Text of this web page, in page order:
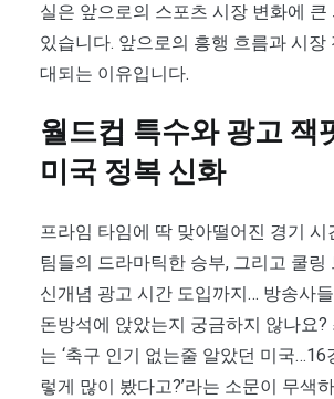
실은 앞으로의 스포츠 시장 변화에 큰
있습니다. 앞으로의 흥행 흐름과 시장
대되는 이유입니다.
월드컵 특수와 광고 잭
미국 정복 신화
프라임 타임에 딱 맞아떨어진 경기 시
팀들의 드라마틱한 승부, 그리고 쿨링
신개념 광고 시간 도입까지… 방송사
돈방석에 앉았는지 궁금하지 않나요?
는 ‘축구 인기 없는줄 알았던 미국…16
렇게 많이 봤다고?’라는 소문이 무색